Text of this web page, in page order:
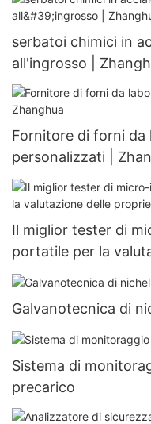
serbatoi chimici in
all'ingrosso |
Fornitore di forni
personalizzati |
Il miglior tester di
portatile per la
meccaniche -
Galvanotecnica di
Sistema di
precarico